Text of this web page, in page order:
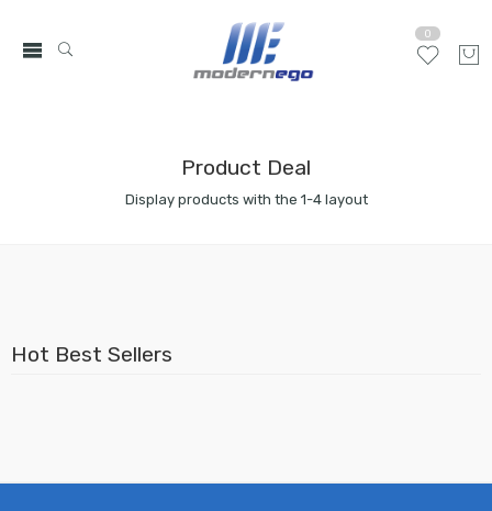
0
Product Deal
Display products with the 1-4 layout
Hot Best Sellers